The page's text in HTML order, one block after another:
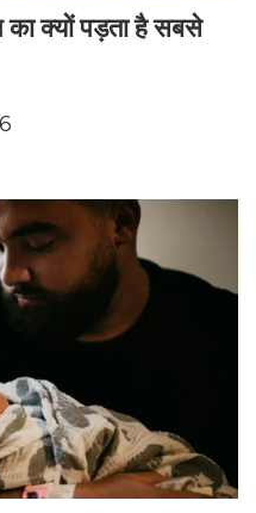
का क्यों पड़ता है सबसे